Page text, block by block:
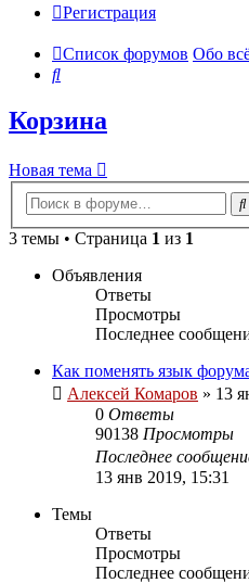
Регистрация
Список форумов Обо
Поиск
Корзина
Новая тема
3 темы • Страница 1 из 1
Объявления
Ответы
Просмотры
Последнее
Как поменять язык
Алексей Комаров » 13
0 Ответы
90138 Просмотры
Последнее
13 янв 2019, 15:31
Темы
Ответы
Просмотры
Последнее